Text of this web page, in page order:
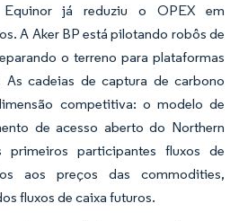
já reduziu o OPEX em
A Aker BP está pilotando robôs de
o terreno para plataformas
As cadeias de captura de carbono
competitiva: o modelo de
de acesso aberto do Northern
primeiros participantes fluxos de
aos preços das commodities,
fluxos de caixa futuros.